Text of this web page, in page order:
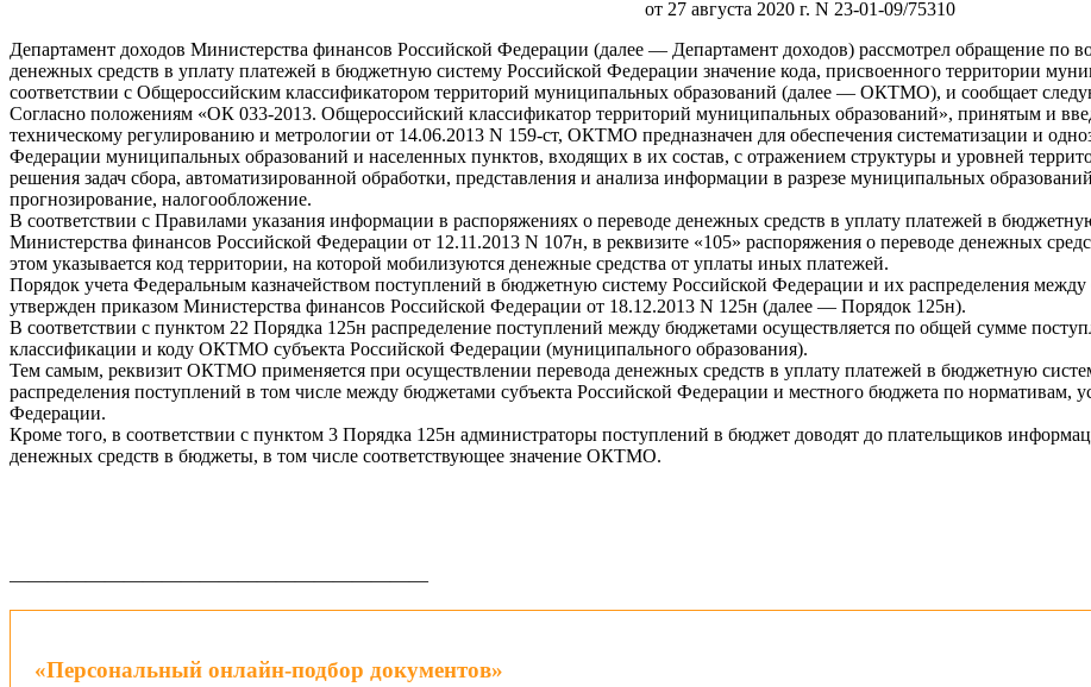
от 27 августа 2020 г. N 23-01-09/75310
Департамент доходов Министерства финансов Российской Федерации (далее — Департамент доходов) рассмотрел обращение по
денежных средств в уплату платежей в бюджетную систему Российской Федерации значение кода, присвоенного территории
соответствии с Общероссийским классификатором территорий муниципальных образований (далее — ОКТМО), и сообщает
Согласно положениям «ОК 033-2013. Общероссийский классификатор территорий муниципальных образований», принятым и
техническому регулированию и метрологии от 14.06.2013 N 159-ст, ОКТМО предназначен для обеспечения систематизации и
Федерации муниципальных образований и населенных пунктов, входящих в их состав, с отражением структуры и уровней
решения задач сбора, автоматизированной обработки, представления и анализа информации в разрезе муниципальных
прогнозирование, налогообложение.
В соответствии с Правилами указания информации в распоряжениях о переводе денежных средств в уплату платежей в
Министерства финансов Российской Федерации от 12.11.2013 N 107н, в реквизите «105» распоряжения о переводе денежных
этом указывается код территории, на которой мобилизуются денежные средства от уплаты иных платежей.
Порядок учета Федеральным казначейством поступлений в бюджетную систему Российской Федерации и их распределения
утвержден приказом Министерства финансов Российской Федерации от 18.12.2013 N 125н (далее — Порядок 125н).
В соответствии с пунктом 22 Порядка 125н распределение поступлений между бюджетами осуществляется по общей сумме
классификации и коду ОКТМО субъекта Российской Федерации (муниципального образования).
Тем самым, реквизит ОКТМО применяется при осуществлении перевода денежных средств в уплату платежей в бюджетную
распределения поступлений в том числе между бюджетами субъекта Российской Федерации и местного бюджета по нормативам,
Федерации.
Кроме того, в соответствии с пунктом 3 Порядка 125н администраторы поступлений в бюджет доводят до плательщиков
денежных средств в бюджеты, в том числе соответствующее значение ОКТМО.
——————————————————————
«Персональный онлайн-подбор документов»